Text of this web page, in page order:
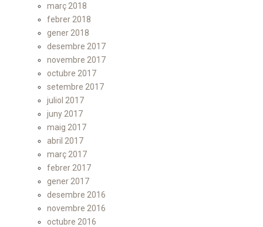
març 2018
febrer 2018
gener 2018
desembre 2017
novembre 2017
octubre 2017
setembre 2017
juliol 2017
juny 2017
maig 2017
abril 2017
març 2017
febrer 2017
gener 2017
desembre 2016
novembre 2016
octubre 2016